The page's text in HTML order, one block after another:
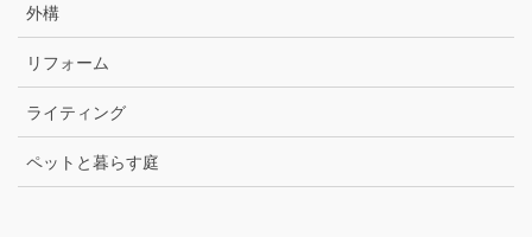
外構
リフォーム
ライティング
ペットと暮らす庭